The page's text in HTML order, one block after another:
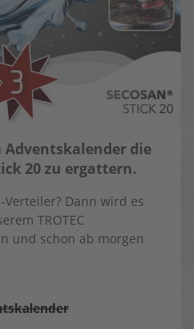
Adventskalender die
20 zu ergattern.
Dann wird es
TROTEC
und schon ab morgen